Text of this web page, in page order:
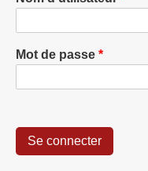
Mot de passe